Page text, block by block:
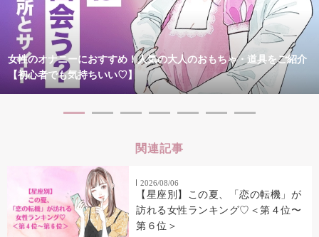
女性のオナニーにおすすめ！人気の大人のおもちゃ・道具をご紹介
【初心者でも気持ちいい♡】
関連記事
2026/08/06
【星座別】この夏、「恋の転機」が
訪れる女性ランキング♡＜第４位〜
第６位＞